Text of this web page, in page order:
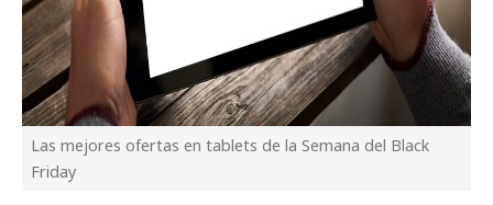
Las mejores ofertas en tablets de la Semana del Black
Friday